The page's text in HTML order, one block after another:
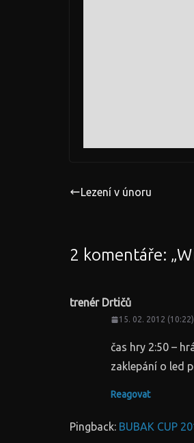
Lezení v únoru
2 komentáře: „
trenér Drtičů
15. 02. 2012 (10:22)
čas hry 2:50 –
zaklepání o led
Reagovat
Pingback: BUBAK CUP